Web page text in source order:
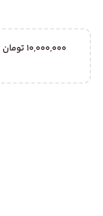
10,000,000 تومان